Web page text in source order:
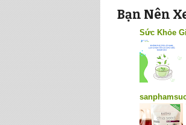
Bạn Nên
Sức Khỏe